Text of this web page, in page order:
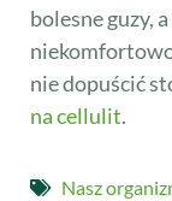
bolesne guzy,
nie dopuścić
na cellulit.
Nasz